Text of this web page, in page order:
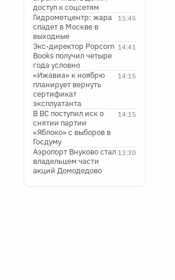
доступ к соцсетям
15:45
Гидрометцентр: жара
спадет в Москве в
выходные
14:41
Экс-директор Popcorn
Books получил четыре
года условно
14:15
«Ижавиа» к ноябрю
планирует вернуть
сертификат
эксплуатанта
14:15
В ВС поступил иск о
снятии партии
«Яблоко» с выборов в
Госдуму
13:30
Аэропорт Внуково стал
владельцем части
акций Домодедово